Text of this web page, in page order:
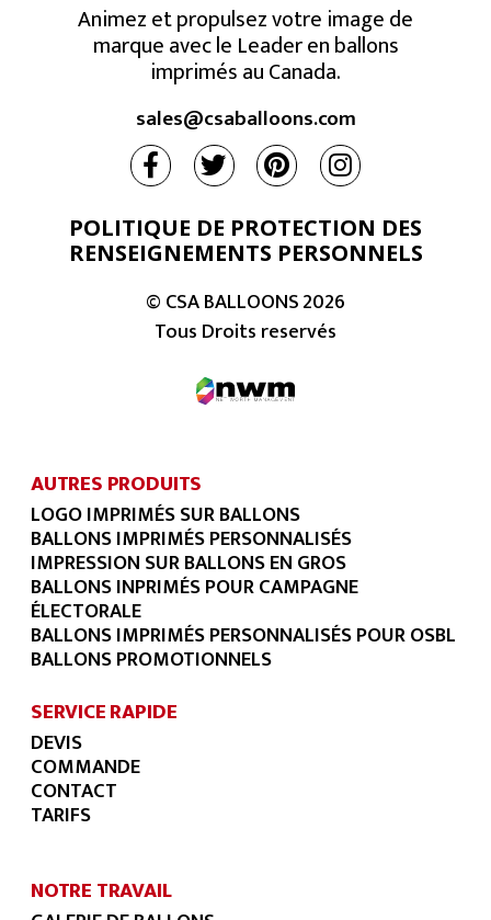
AUTRES PRODUITS
LOGO IMPRIMÉS SUR BALLONS
BALLONS IMPRIMÉS PERSONNALISÉS
IMPRESSION SUR BALLONS EN GROS
BALLONS INPRIMÉS POUR CAMPAGNE
ÉLECTORALE
BALLONS IMPRIMÉS PERSONNALISÉS POUR OSBL
BALLONS PROMOTIONNELS
SERVICE RAPIDE
DEVIS
COMMANDE
CONTACT
TARIFS
Animez et propulsez votre image de
marque avec le Leader en ballons
imprimés au Canada.
sales@csaballoons.com
POLITIQUE DE PROTECTION DES
RENSEIGNEMENTS PERSONNELS
© CSA BALLOONS2026
Tous Droits reservés
NOTRE TRAVAIL